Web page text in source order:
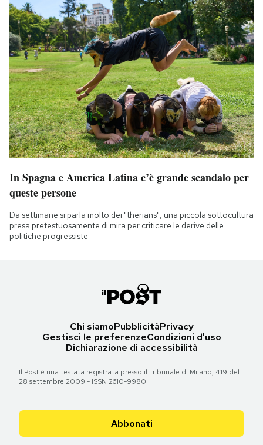
In Spagna e America Latina c’è grande scandalo per
queste persone
Da settimane si parla molto dei "therians", una piccola sottocultura
presa pretestuosamente di mira per criticare le derive delle
politiche progressiste
Chi siamoPubblicitàPrivacy
Gestisci le preferenzeCondizioni d'uso
Dichiarazione di accessibilità
Il Post è una testata registrata presso il Tribunale di Milano, 419 del
28 settembre 2009 - ISSN 2610-9980
Abbonati